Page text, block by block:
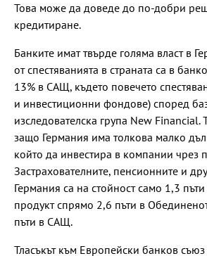
Това може да доведе до по-добри
кредитиране.
Банките имат твърде голяма власт в
от спестяванията в страната са в
13% в САЩ, където повечето
и инвестиционни фондове) според
изследователска група New Financial.
защо Германия има толкова малко
който да инвестира в компании чрез
Застрахователните, пенсионните и
Германия са на стойност само 1,3
продукт спрямо 2,6 пъти в
пъти в САЩ.
Тласъкът към Европейски банков